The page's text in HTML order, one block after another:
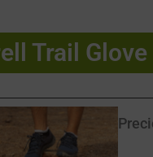
Trail Glove
Ver